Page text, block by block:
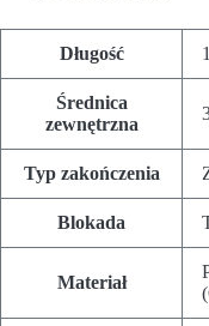
Długość
Średnica
zewnętrzna
Typ zakończenia
Blokada
Materiał